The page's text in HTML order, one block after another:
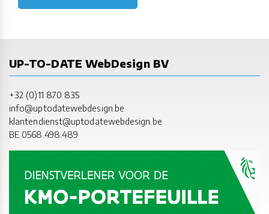
UP-TO-DATE WebDesign BV
+32 (0)11 870 835
info@uptodatewebdesign.be
klantendienst@uptodatewebdesign.be
BE 0568.498.489